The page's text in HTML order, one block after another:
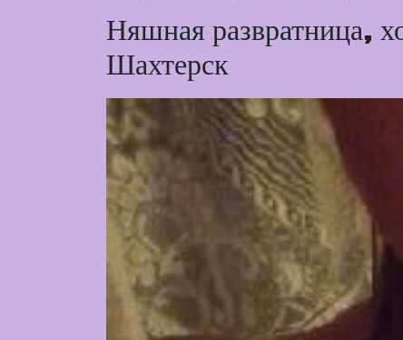
Няшная развратница,
Шахтерск